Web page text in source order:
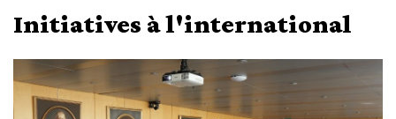
Initiatives à l'international